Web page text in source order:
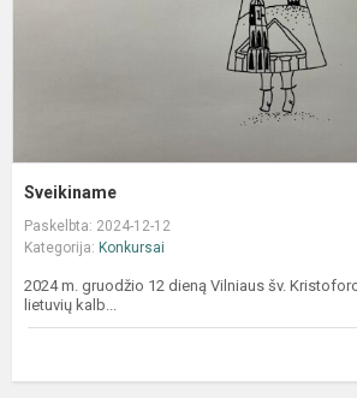
Sveikiname
Paskelbta: 2024-12-12
Kategorija: Konkursai
2024 m. gruodžio 12 dieną Vilniaus šv.
lietuvių kalb...